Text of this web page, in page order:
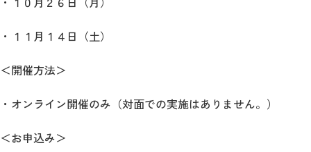
・１１月１４日（土）
＜開催方法＞
・オンライン開催のみ（対面での実施はありません。）
＜お申込み＞